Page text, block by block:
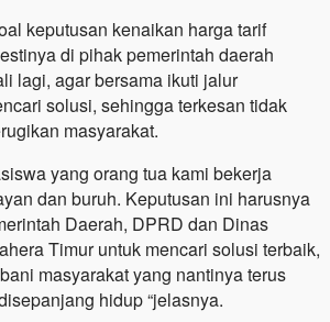
keputusan kenaikan harga tarif
di pihak pemerintah daerah
lagi, agar bersama ikuti jalur
solusi, sehingga terkesan tidak
masyarakat.
yang orang tua kami bekerja
dan buruh. Keputusan ini harusnya
Daerah, DPRD dan Dinas
Timur untuk mencari solusi terbaik,
masyarakat yang nantinya terus
hidup “jelasnya.